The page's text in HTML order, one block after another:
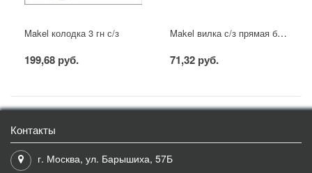
Makel колодка 3 гн с/з
199,68 руб.
Makel вилка с/з прямая белая
71,32 руб.
Контакты
г. Москва, ул. Барышиха, 57Б